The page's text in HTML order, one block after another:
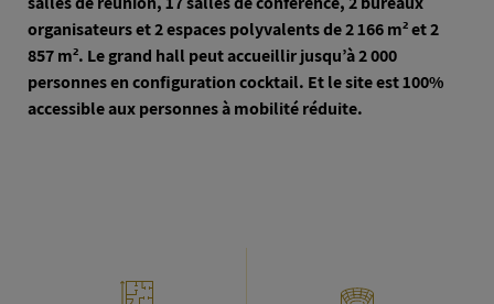
organisateurs et 2 espaces polyvalents de 2 166 m² et 2
857 m². Le grand hall peut accueillir jusqu’à 2 000
personnes en configuration cocktail. Et le site est 100%
accessible aux personnes à mobilité réduite.